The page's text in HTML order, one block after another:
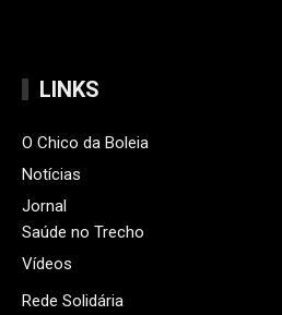
LINKS
O Chico da Boleia
Notícias
Jornal
Saúde no Trecho
Vídeos
Rede Solidária